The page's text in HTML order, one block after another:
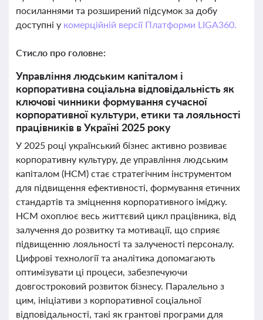
посиланнями та розширений підсумок за добу
доступні у комерційній версії Платформи LIGA360.
Стисло про головне:
Управління людським капіталом і
корпоративна соціальна відповідальність як
ключові чинники формування сучасної
корпоративної культури, етики та лояльності
працівників в Україні 2025 року
У 2025 році український бізнес активно розвиває
корпоративну культуру, де управління людським
капіталом (HCM) стає стратегічним інструментом
для підвищення ефективності, формування етичних
стандартів та зміцнення корпоративного іміджу.
HCM охоплює весь життєвий цикл працівника, від
залучення до розвитку та мотивації, що сприяє
підвищенню лояльності та залученості персоналу.
Цифрові технології та аналітика допомагають
оптимізувати ці процеси, забезпечуючи
довгостроковий розвиток бізнесу. Паралельно з
цим, ініціативи з корпоративної соціальної
відповідальності, такі як грантові програми для